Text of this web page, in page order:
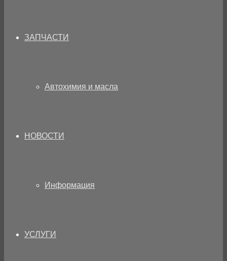
ЗАПЧАСТИ
Автохимия и масла
НОВОСТИ
Информация
УСЛУГИ